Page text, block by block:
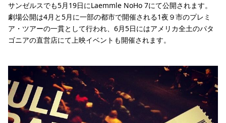
サンゼルスでも5月19日にLaemmle NoHo 7にて公開されます。
劇場公開は4月と5月に一部の都市で開催される1夜９市のプレミ
ア・ツアーの一貫として行われ、6月5日にはアメリカ全土のパタ
ゴニアの直営店にて上映イベントも開催されます。